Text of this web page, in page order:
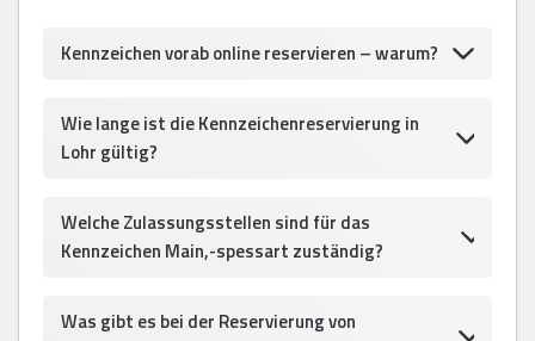
Kennzeichen vorab online reservieren – warum?
Wie lange ist die Kennzeichenreservierung in
Lohr gültig?
Welche Zulassungsstellen sind für das
Kennzeichen Main,-spessart zuständig?
Was gibt es bei der Reservierung von